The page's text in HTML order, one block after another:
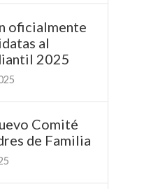
oficialmente
al
2025
Comité
de Familia